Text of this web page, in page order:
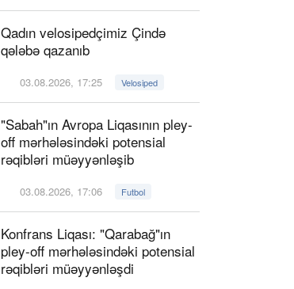
Qadın velosipedçimiz Çində
qələbə qazanıb
03.08.2026, 17:25 Velosiped
"Sabah"ın Avropa Liqasının pley-
off mərhələsindəki potensial
rəqibləri müəyyənləşib
03.08.2026, 17:06 Futbol
Konfrans Liqası: "Qarabağ"ın
pley-off mərhələsindəki potensial
rəqibləri müəyyənləşdi